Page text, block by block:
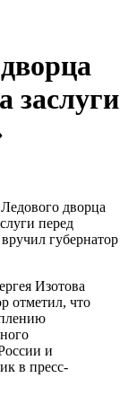
заслуги
дворца
перед
губернатор
Изотова
отметил, что
и
в пресс-